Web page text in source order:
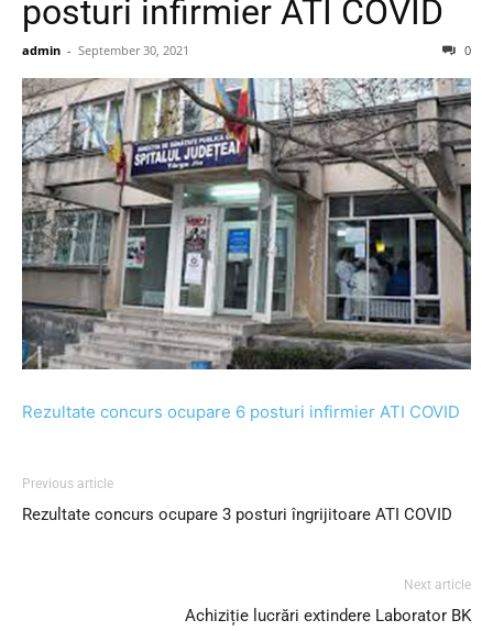
posturi infirmier ATI COVID
admin - September 30, 2021 0
Rezultate concurs ocupare 6 posturi infirmier ATI COVID
Previous article
Rezultate concurs ocupare 3 posturi îngrijitoare ATI COVID
Next article
Achiziție lucrări extindere Laborator BK